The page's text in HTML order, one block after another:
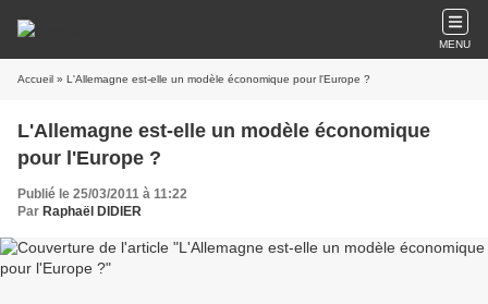
MENU
Accueil » L'Allemagne est-elle un modèle économique pour l'Europe ?
L'Allemagne est-elle un modèle économique
pour l'Europe ?
Publié le 25/03/2011 à 11:22
Par Raphaël DIDIER